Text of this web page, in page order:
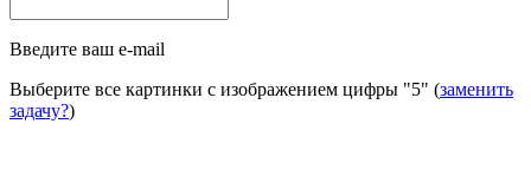
Введите ваш e-mail
Выберите все картинки с изображением цифры "5" (заменить
задачу?)